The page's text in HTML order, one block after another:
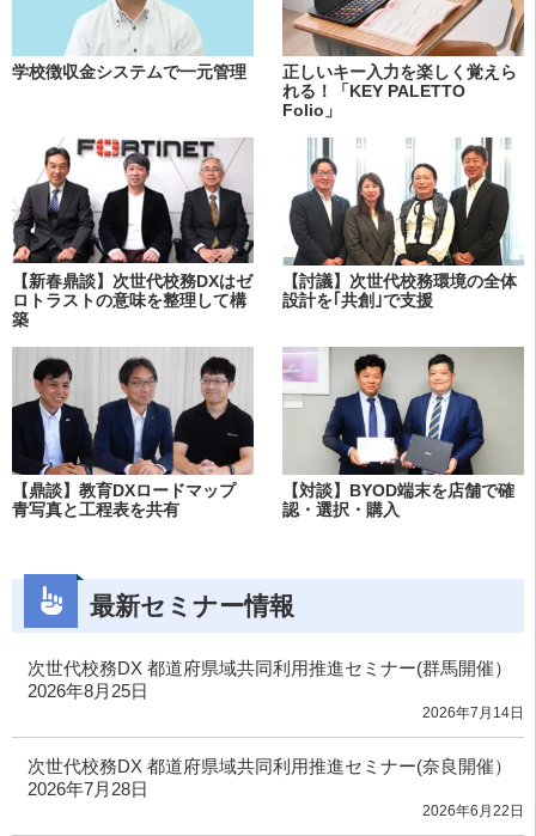
学校徴収金システムで一元管理
正しいキー入力を楽しく覚えら
れる！「KEY PALETTO
Folio」
【新春鼎談】次世代校務DXはゼ
ロトラストの意味を整理して構
築
【討議】次世代校務環境の全体
設計を｢共創｣で支援
【鼎談】教育DXロードマップ
青写真と工程表を共有
【対談】BYOD端末を店舗で確
認・選択・購入
最新セミナー情報
次世代校務DX 都道府県域共同利用推進セミナー(群馬開催）
2026年8月25日
2026年7月14日
次世代校務DX 都道府県域共同利用推進セミナー(奈良開催）
2026年7月28日
2026年6月22日